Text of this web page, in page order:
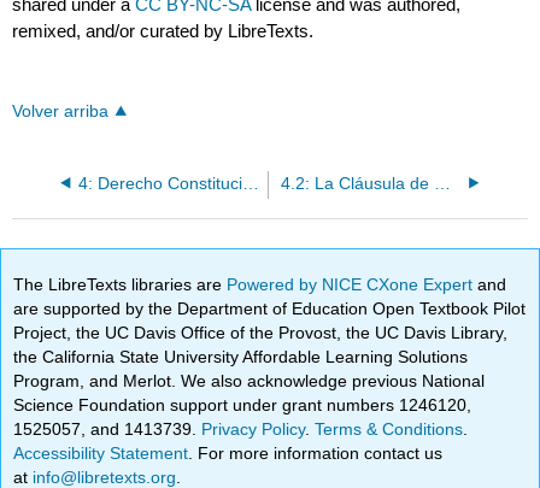
remixed, and/or curated by LibreTexts.
Volver arriba
4: Derecho Constitucional y Comercio de Estados Unidos
The LibreTexts libraries are Powered by NICE CXone Expertand
are supported by the Department of Education Open Textbook Pilot
Project, the UC Davis Office of the Provost, the UC Davis Library,
the California State University Affordable Learning Solutions
Program, and Merlot. We also acknowledge previous National
Science Foundation support under grant numbers 1246120,
1525057, and 1413739. Privacy Policy.Terms & Conditions
Accessibility Statement . For more information contact us
at info@libretexts.org